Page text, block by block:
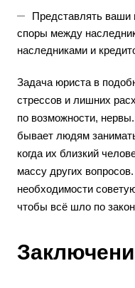
Представлять ваши
споры между
наследниками и
Задача юриста в
стрессов и лишних
по возможности,
бывает людям
когда их близкий
массу других
необходимости
чтобы всё шло по